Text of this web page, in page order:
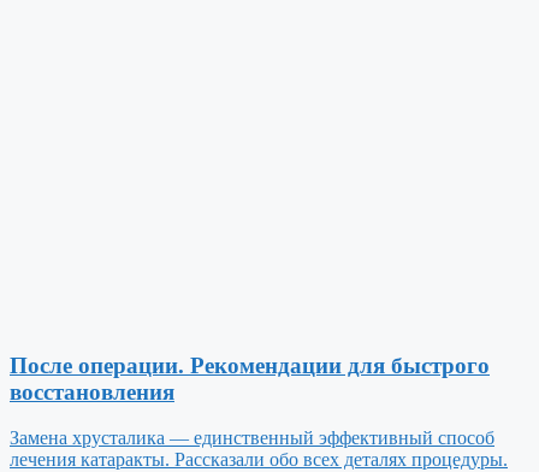
После операции. Рекомендации для быстрого
восстановления
Замена хрусталика — единственный эффективный способ
лечения катаракты. Рассказали обо всех деталях процедуры.